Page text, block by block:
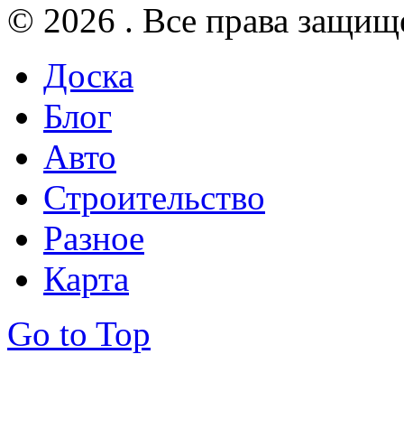
© 2026 . Все права
Доска
Блог
Авто
Строительство
Разное
Карта
Go to Top